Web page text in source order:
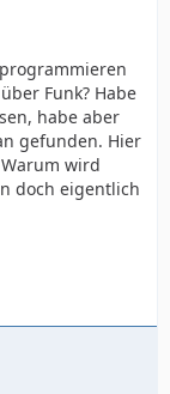
Funk? Habe
habe aber
gefunden. Hier
wird
doch eigentlich